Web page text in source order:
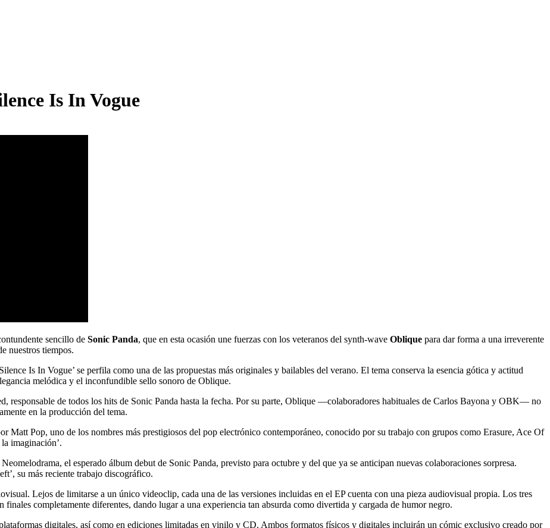
Is In Vogue
sencillo de Sonic Panda, que en esta ocasión une fuerzas con los veteranos del synth-wave Oblique para dar forma a una irreverente
nuestros tiempos.
Is In Vogue’ se perfila como una de las propuestas más originales y bailables del verano. El tema conserva la esencia gótica y actitud
melódica y el inconfundible sello sonoro de Oblique.
responsable de todos los hits de Sonic Panda hasta la fecha. Por su parte, Oblique —colaboradores habituales de Carlos Bayona y OBK— no
en la producción del tema.
Matt Pop, uno de los nombres más prestigiosos del pop electrónico contemporáneo, conocido por su trabajo con grupos como Erasure, Ace Of
imaginación’.
el esperado álbum debut de Sonic Panda, previsto para octubre y del que ya se anticipan nuevas colaboraciones sorpresa.
su más reciente trabajo discográfico.
Lejos de limitarse a un único videoclip, cada una de las versiones incluidas en el EP cuenta con una pieza audiovisual propia. Los tres
completamente diferentes, dando lugar a una experiencia tan absurda como divertida y cargada de humor negro.
digitales, así como en ediciones limitadas en vinilo y CD. Ambos formatos físicos y digitales incluirán un cómic exclusivo creado por